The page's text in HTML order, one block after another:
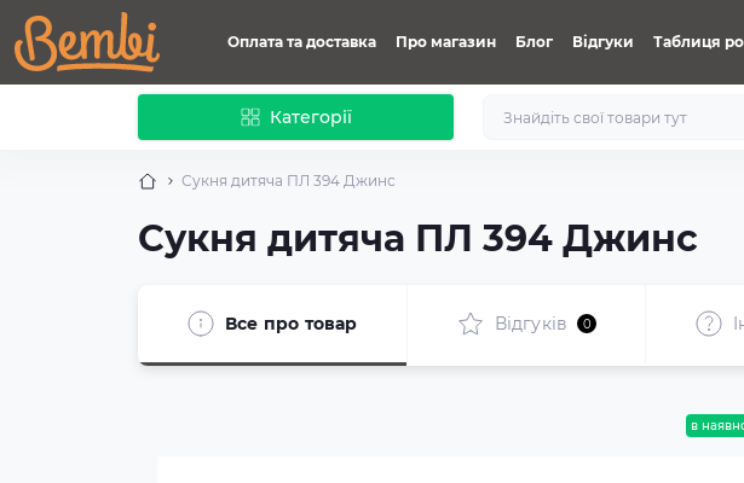
Оплата та доставка Про магазин Блог Відгуки Таблиця
Категорії
Сукня дитяча ПЛ 394 Джинс
Сукня дитяча ПЛ 394 Джинс
Все про товар Відгуків 0
в